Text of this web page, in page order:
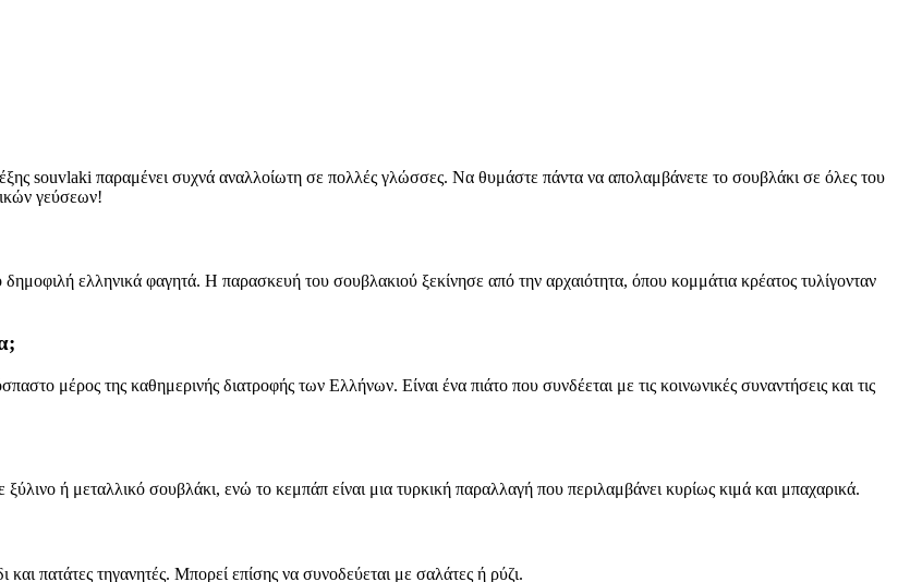
souvlaki παραμένει συχνά αναλλοίωτη σε πολλές γλώσσες. Να θυμάστε πάντα να απολαμβάνετε το σουβλάκι σε όλες του
γεύσεων!
δημοφιλή ελληνικά φαγητά. Η παρασκευή του σουβλακιού ξεκίνησε από την αρχαιότητα, όπου κομμάτια κρέατος τυλίγονταν
μέρος της καθημερινής διατροφής των Ελλήνων. Είναι ένα πιάτο που συνδέεται με τις κοινωνικές συναντήσεις και τις
ή μεταλλικό σουβλάκι, ενώ το κεμπάπ είναι μια τυρκική παραλλαγή που περιλαμβάνει κυρίως κιμά και μπαχαρικά.
πατάτες τηγανητές. Μπορεί επίσης να συνοδεύεται με σαλάτες ή ρύζι.